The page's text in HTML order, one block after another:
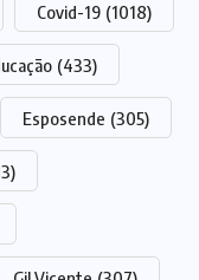
Covid-19 (1018)
(433)
Esposende (305)